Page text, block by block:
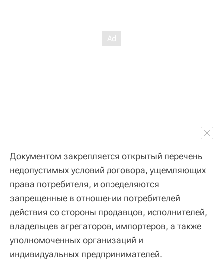
Документом закрепляется открытый перечень
недопустимых условий договора, ущемляющих
права потребителя, и определяются
запрещенные в отношении потребителей
действия со стороны продавцов, исполнителей,
владельцев агрегаторов, импортеров, а также
уполномоченных организаций и
индивидуальных предпринимателей.